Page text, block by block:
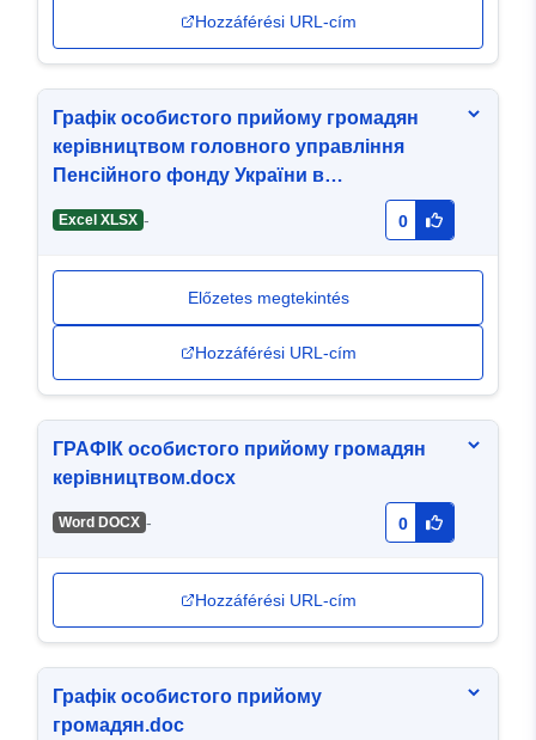
Hozzáférési URL-cím
Графік особистого прийому громадян
керівництвом головного управління
Пенсійного фонду України в
Excel XLSX - 0
Előzetes megtekintés
Hozzáférési URL-cím
ГРАФІК особистого прийому громадян
керівництвом.docx
Word DOCX - 0
Hozzáférési URL-cím
Графік особистого прийому
громадян.doc